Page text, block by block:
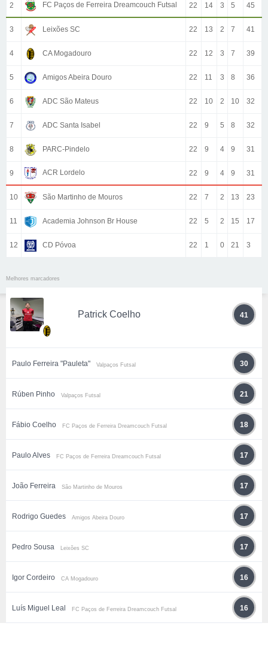
2 FC Paços de Ferreira Dreamcouch Futsal 22 14 3 5 45
3 Leixões SC 22 13 2 7 41
4 CA Mogadouro 22 12 3 7 39
5 Amigos Abeira Douro 22 11 3 8 36
6 ADC São Mateus 22 10 2 10 32
7 ADC Santa Isabel 22 9 5 8 32
8 PARC-Pindelo 22 9 4 9 31
9 ACR Lordelo 22 9 4 9 31
10 São Martinho de Mouros 22 7 2 13 23
11 Academia Johnson Br House 22 5 2 15 17
12 CD Póvoa 22 1 0 21 3
Melhores marcadores
Patrick Coelho 41
Paulo Ferreira "Pauleta" Valpaços Futsal 30
Rúben Pinho Valpaços Futsal 21
Fábio Coelho FC Paços de Ferreira Dreamcouch Futsal 18
Paulo Alves FC Paços de Ferreira Dreamcouch Futsal 17
João Ferreira São Martinho de Mouros 17
Rodrigo Guedes Amigos Abeira Douro 17
Pedro Sousa Leixões SC 17
Igor Cordeiro CA Mogadouro 16
Luís Miguel Leal FC Paços de Ferreira Dreamcouch Futsal 16